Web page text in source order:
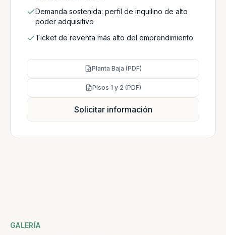
Demanda sostenida: perfil de inquilino de alto
poder adquisitivo
Ticket de reventa más alto del emprendimiento
Planta Baja (PDF)
Pisos 1 y 2 (PDF)
Solicitar información
GALERÍA